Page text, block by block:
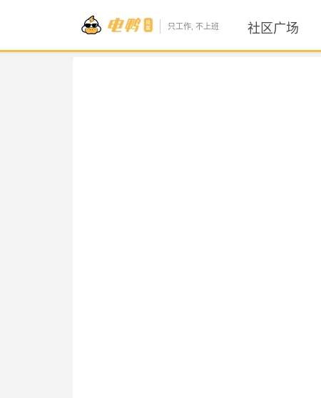
只工作, 不上班 社区广场